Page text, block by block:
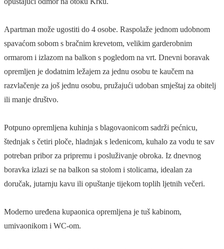
Apartman može ugostiti do 4 osobe. Raspolaže jednom udobnom
spavaćom sobom s bračnim krevetom, velikim garderobnim
ormarom i izlazom na balkon s pogledom na vrt. Dnevni boravak
opremljen je dodatnim ležajem za jednu osobu te kaučem na
razvlačenje za još jednu osobu, pružajući udoban smještaj za obitelj
ili manje društvo.
Potpuno opremljena kuhinja s blagovaonicom sadrži pećnicu,
štednjak s četiri ploče, hladnjak s ledenicom, kuhalo za vodu te sav
potreban pribor za pripremu i posluživanje obroka. Iz dnevnog
boravka izlazi se na balkon sa stolom i stolicama, idealan za
doručak, jutarnju kavu ili opuštanje tijekom toplih ljetnih večeri.
Moderno uređena kupaonica opremljena je tuš kabinom,
umivaonikom i WC-om.